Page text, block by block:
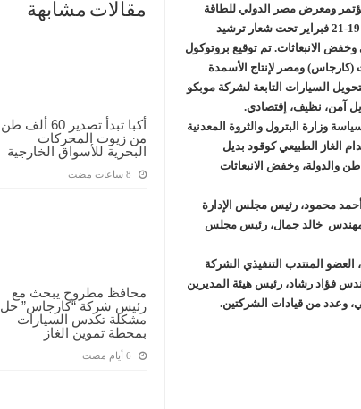
مقالات مشابهة
أكبا تبدأ تصدير 60 ألف طن
من زيوت المحركات
البحرية للأسواق الخارجية
محافظ مطروح يبحث مع
رئيس شركة “كارجاس” حل
مشكلة تكدس السيارات
بمحطة تموين الغاز
ومعرض مصر الدولي للطاقة
(EGYPES 2024) المقام خلال الفترة من 19-21 فبراير تحت شعار ترشيد
وخفض الانبعاثات. تم توقيع بروتوكول
(كارجاس) ومصر لإنتاج الأسمدة
السيارات التابعة لشركة موبكو
آمن، نظيف، إقتصادي.
وزارة البترول والثروة المعدنية
الغاز الطبيعي كوقود بديل
والدولة، وخفض الانبعاثات
محمود، رئيس مجلس الإدارة
خالد جمال، رئيس مجلس
المنتدب التنفيذي الشركة
فؤاد رشاد، رئيس هيئة المديرين
وعدد من قيادات الشركتين.